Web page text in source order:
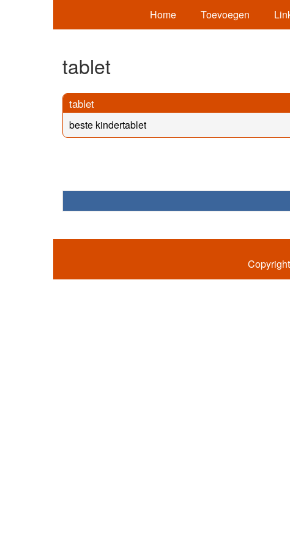
Home Toevoegen
tablet
tablet
beste kindertablet